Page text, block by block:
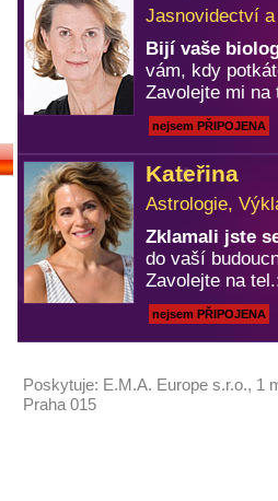
Jasnovidectví
Bijí vaše
vám, kdy
Zavolejte mi
nejsem PŘIPOJENA
Kateřina
Astrologie,
Zklamali jste
do vaší
Zavolejte na
nejsem PŘIPOJENA
Poskytuje: E.M.A. Europe s.r.o., 1
Praha 015